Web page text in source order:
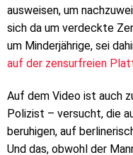
ausweisen, um
sich da um verdeckte
um Minderjährige, sei
auf der zensurfreien
Auf dem Video ist auch
Polizist – versucht, die
beruhigen, auf
Und das, obwohl der